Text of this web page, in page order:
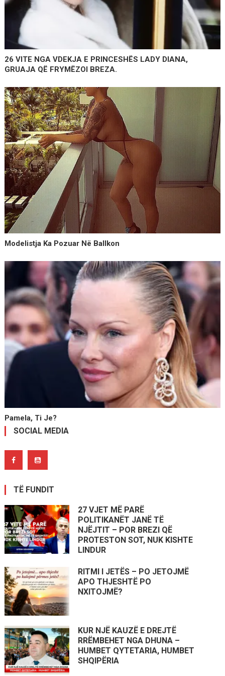
26 VITE NGA VDEKJA E PRINCESHËS LADY DIANA,
GRUAJA QË FRYMËZOI BREZA.
Modelistja Ka Pozuar Në Ballkon
Pamela, Ti Je?
SOCIAL MEDIA
TË FUNDIT
27 VJET MË PARË
POLITIKANËT JANË TË
NJËJTIT – POR BREZI QË
PROTESTON SOT, NUK KISHTE
LINDUR
RITMI I JETËS – PO JETOJMË
APO THJESHTË PO
NXITOJMË?
KUR NJË KAUZË E DREJTË
RRËMBEHET NGA DHUNA –
HUMBET QYTETARIA, HUMBET
SHQIPËRIA